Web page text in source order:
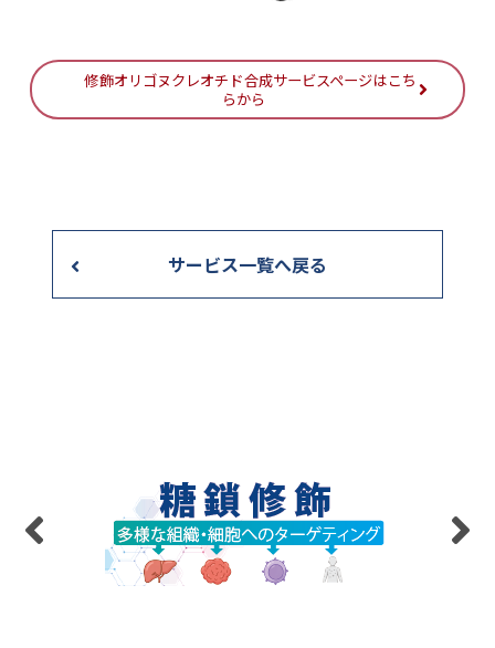
修飾オリゴヌクレオチド合成サービスページはこち
らから
サービス一覧へ戻る